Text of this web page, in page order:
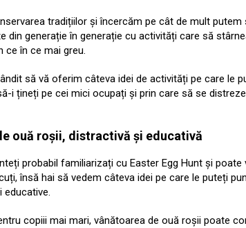
tradițiilor și încercăm pe cât de mult
din generație în generație cu activități care să
ce în ce mai greu.
să vă oferim câteva idei de activități pe care le
i țineți pe cei mici ocupați și prin care să se
ouă roșii, distractivă și educativă
probabil familiarizați cu Easter Egg Hunt și
însă hai să vedem câteva idei pe care le puteți
educative.
copiii mai mari, vânătoarea de ouă roșii poate